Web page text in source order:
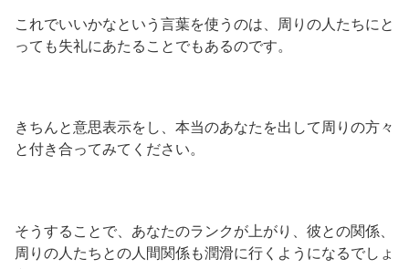
これでいいかなという言葉を使うのは、周りの人たちにと
っても失礼にあたることでもあるのです。
きちんと意思表示をし、本当のあなたを出して周りの方々
と付き合ってみてください。
そうすることで、あなたのランクが上がり、彼との関係、
周りの人たちとの人間関係も潤滑に行くようになるでしょ